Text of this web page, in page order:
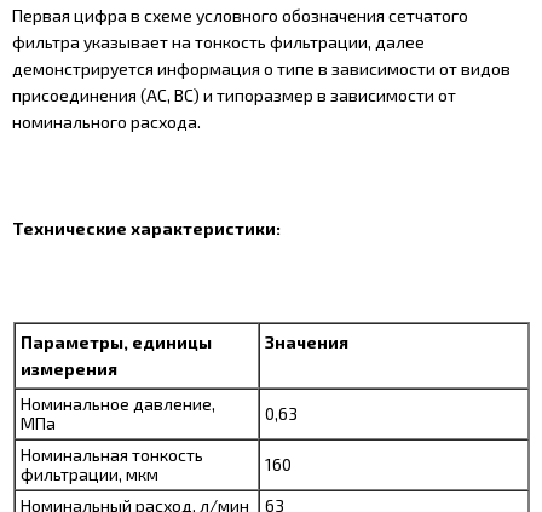
Первая цифра в схеме условного обозначения сетчатого
фильтра указывает на тонкость фильтрации, далее
демонстрируется информация о типе в зависимости от видов
присоединения (АС, ВС) и типоразмер в зависимости от
номинального расхода.
Технические характеристики:
Параметры, единицы
измерения
Значения
Номинальное давление,
МПа
0,63
Номинальная тонкость
фильтрации, мкм
160
Номинальный расход, л/мин
63